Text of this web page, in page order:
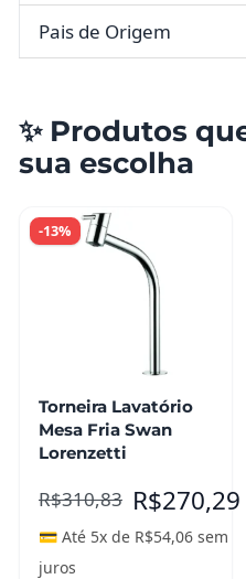
Pais de Origem
✨ Produtos
sua escolha
-13%
Torneira Lavatório
Mesa Fria Swan
Lorenzetti
R$310,83 R$270,29
💳 Até 5x de R$54,06 sem
juros